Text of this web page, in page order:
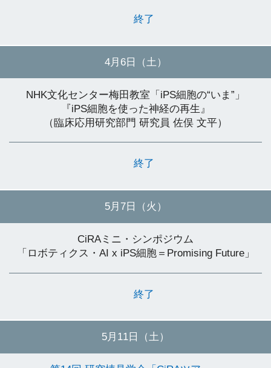
終了
4月6日（土）
NHK文化センター梅田教室「iPS細胞の“いま”」
『iPS細胞を使った神経の再生』
（臨床応用研究部門 研究員 佐俣 文平）
終了
5月7日（火）
CiRAミニ・シンポジウム
「ロボティクス・AI x iPS細胞＝Promising Future」
終了
5月11日（土）